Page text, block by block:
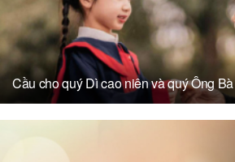
Cầu cho quý Dì cao niên và quý Ông Bà